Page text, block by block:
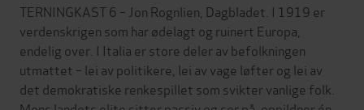
TERNINGKAST 6 – Jon Rognlien, Dagbladet. I 1919 er
verdenskrigen som har ødelagt og ruinert Europa,
endelig over. I Italia er store deler av befolkningen
utmattet – lei av politikere, lei av vage løfter og lei av
det demokratiske renkespillet som svikter vanlige folk.